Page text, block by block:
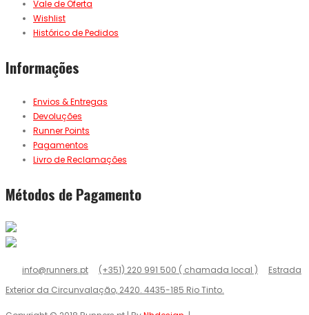
Vale de Oferta
Wishlist
Histórico de Pedidos
Informações
Envios & Entregas
Devoluções
Runner Points
Pagamentos
Livro de Reclamações
Métodos de Pagamento
info@runners.pt (+351) 220 991 500 ( chamada local )
Estrada
Exterior da Circunvalação, 2420. 4435-185 Rio Tinto.